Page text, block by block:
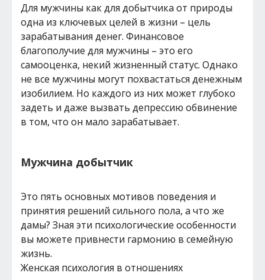
Для мужчины как для добытчика от природы
одна из ключевых целей в жизни – цель
зарабатывания денег. Финансовое
благополучие для мужчины – это его
самооценка, некий жизненный статус. Однако
не все мужчины могут похвастаться денежным
изобилием. Но каждого из них может глубоко
задеть и даже вызвать депрессию обвинение
в том, что он мало зарабатывает.
Мужчина добытчик
Это пять основных мотивов поведения и
принятия решений сильного пола, а что же
дамы? Зная эти психологические особенности
вы можете привнести гармонию в семейную
жизнь.
Женская психология в отношениях